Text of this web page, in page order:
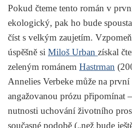
Pokud čteme tento román v
ekologický, pak ho bude
číst s velkým zaujetím.
úspěšně si Miloš Urban získal
zeleným románem Hastrman
Annelies Verbeke může na
angažovanou prózu připomínat
nutnosti uchování životního
současné podobě („než bude